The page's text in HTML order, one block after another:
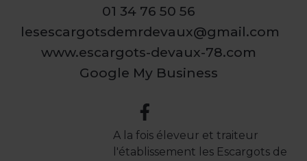
01 34 76 50 56
lesescargotsdemrdevaux@gmail.com
www.escargots-devaux-78.com
Google My Business
A la fois éleveur et traiteur
l'établissement les Escargots de